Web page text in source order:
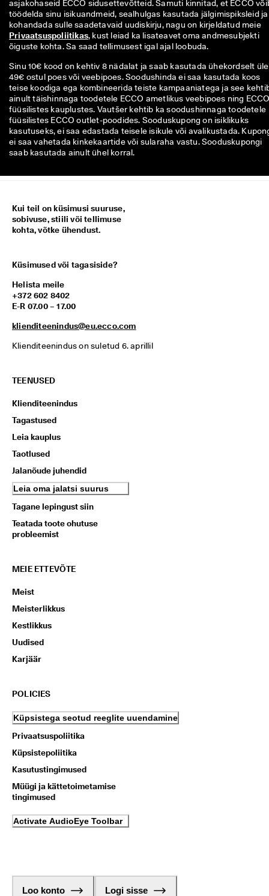
asjakohaseid ECCO sidusettevõtteid. Samuti kinnitad, et ECCO
töödelda sinu isikuandmeid, sealhulgas kasutada jälgimispiksleid ja
kohandada sulle saadetavaid uudiskirju, nagu on kirjeldatud meie
Privaatsuspoliitikas, kust leiad ka lisateavet oma andmesubjekti
õiguste kohta. Sa saad tellimusest igal ajal loobuda.
Sinu 10€ kood on kehtiv 8 nädalat ja saab kasutada ühekordselt üle
49€ ostul poes või veebipoes. Soodushinda ei saa kasutada koos
teise koodiga ega kombineerida teiste kampaaniatega ja see
ainult täishinnaga toodetele ECCO ametlikus veebipoes ning
füüsilistes kauplustes. Vautšer kehtib ka soodushinnaga toodetele
füüsilistes ECCO outlet-poodides. Sooduskupong on isiklikuks
kasutuseks, ei saa edastada teisele isikule või avalikustada.
ei saa vahetada kinkekaartide või sularaha vastu. Sooduskupongi
saab kasutada ainult ühel korral.
Kui teil on küsimusi suuruse,
sobivuse, stiili või tellimuse
kohta, võtke ühendust.
Küsimused või tagasiside?
Helista meile
+372 602 8402
E-R 07.00 – 17.00
klienditeenindus@eu.ecco.com
Klienditeenindus on suletud 6. aprillil
TEENUSED
Klienditeenindus
Tagastused
Leia kauplus
Taotlused
Jalanõude juhendid
Leia oma jalatsi suurus
Tagane lepingust siin
Teatada toote ohutuse
probleemist
MEIE ETTEVÕTE
Meist
Meisterlikkus
Kestlikkus
Uudised
Karjäär
POLICIES
Küpsistega seotud reeglite uuendamine
Privaatsuspoliitika
Küpsistepoliitika
Kasutustingimused
Müügi ja kättetoimetamise
tingimused
Activate AudioEye Toolbar
Loo konto Logi sisse